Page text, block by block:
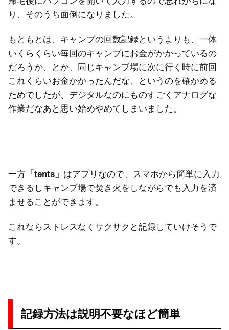
り、そのうち面倒になりました。
もともとは、キャンプの回数記録というよりも、一体
いくらくらい毎回のキャンプにお金がかかっているの
だろうか、とか、同じキャンプ場に次に行く時に前回
これくらいお金かかったんだな、というのを確かめる
ためでしたが、デジタルなのにものすごくアナログな
作業だなあと思い始めやめてしまいました。
一方 「tents」 はアプリなので、スマホから簡単に入力
できるしキャンプ場で焚き火をしながらでも入力を済
ませることができます。
これならストレスなくサクサクと記録していけそうで
す。
記録方法は説明不要なほど簡単